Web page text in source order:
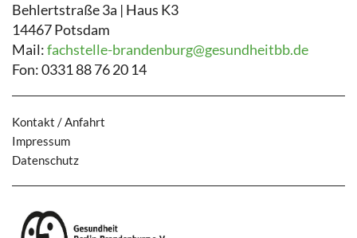
Behlertstraße 3a | Haus K3
14467 Potsdam
Mail:fachstelle-brandenburg@gesundheitbb.de
Fon: 0331 88 76 20 14
Kontakt / Anfahrt
Impressum
Datenschutz